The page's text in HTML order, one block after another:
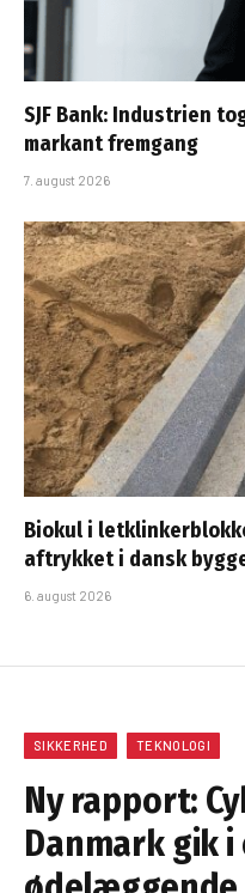
SJF Bank: Industrien
markant fremgang
7. august 2026
Biokul i
aftrykket i dansk
6. august 2026
SIKKERHED TEKNOLOGI
Ny rapport:
Danmark gik